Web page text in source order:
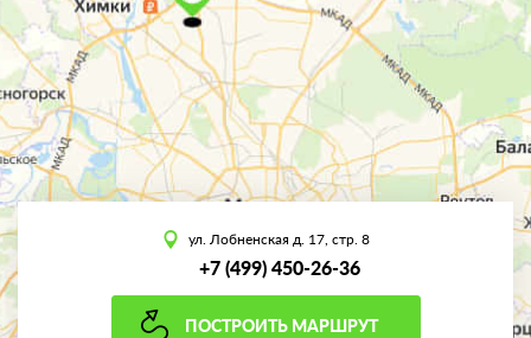
ул. Лобненская д. 17, стр. 8
+7 (499) 450-26-36
ПОСТРОИТЬ МАРШРУТ